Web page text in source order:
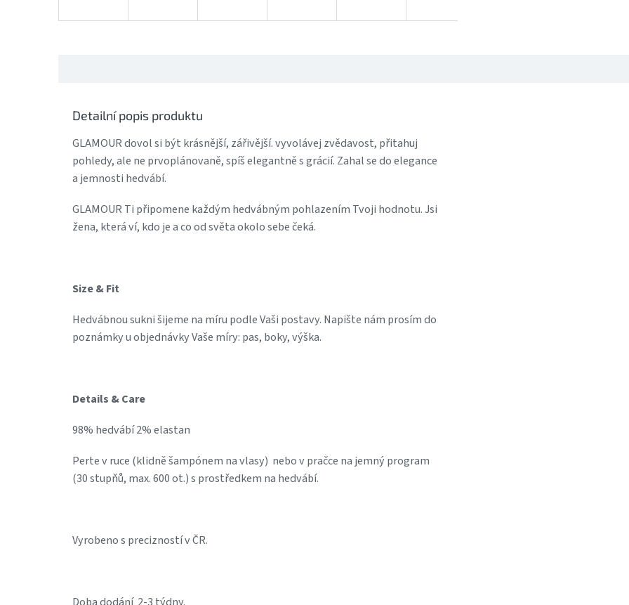
Detailní popis produktu
GLAMOUR dovol si být krásnější, zářivější. vyvolávej zvědavost, přitahuj
pohledy, ale ne prvoplánovaně, spíš elegantně s grácií. Zahal se do elegance
a jemnosti hedvábí.
GLAMOUR Ti připomene každým hedvábným pohlazením Tvoji hodnotu. Jsi
žena, která ví, kdo je a co od světa okolo sebe čeká.
Size & Fit
Hedvábnou sukni šijeme na míru podle Vaši postavy. Napište nám prosím do
poznámky u objednávky Vaše míry: pas, boky, výška.
Details & Care
98% hedvábí 2% elastan
Perte v ruce (klidně šampónem na vlasy) nebo v pračce na jemný program
(30 stupňů, max. 600 ot.) s prostředkem na hedvábí.
Vyrobeno s precizností v ČR.